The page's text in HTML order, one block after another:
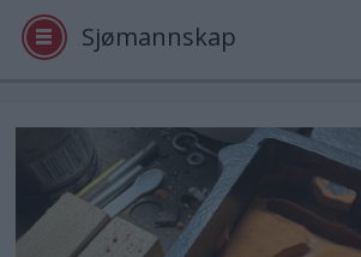
Sjømannskap
Tester
Arkiv